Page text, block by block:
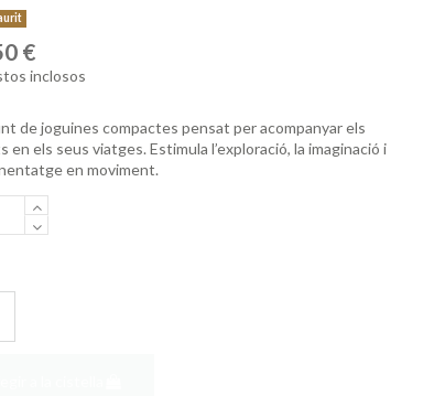
€
inclosos
de joguines compactes pensat per acompanyar els
en els seus viatges. Estimula l’exploració, la imaginació i
en moviment.